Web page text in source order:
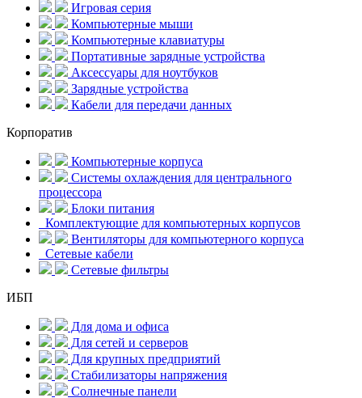
Игровая серия
Компьютерные мыши
Компьютерные клавиатуры
Портативные зарядные устройства
Аксессуары для ноутбуков
Зарядные устройства
Кабели для передачи данных
Корпоратив
Компьютерные корпуса
Системы охлаждения для центрального
процессора
Блоки питания
Комплектующие для компьютерных корпусов
Вентиляторы для компьютерного корпуса
Сетевые кабели
Сетевые фильтры
ИБП
Для дома и офиса
Для сетей и серверов
Для крупных предприятий
Стабилизаторы напряжения
Солнечные панели